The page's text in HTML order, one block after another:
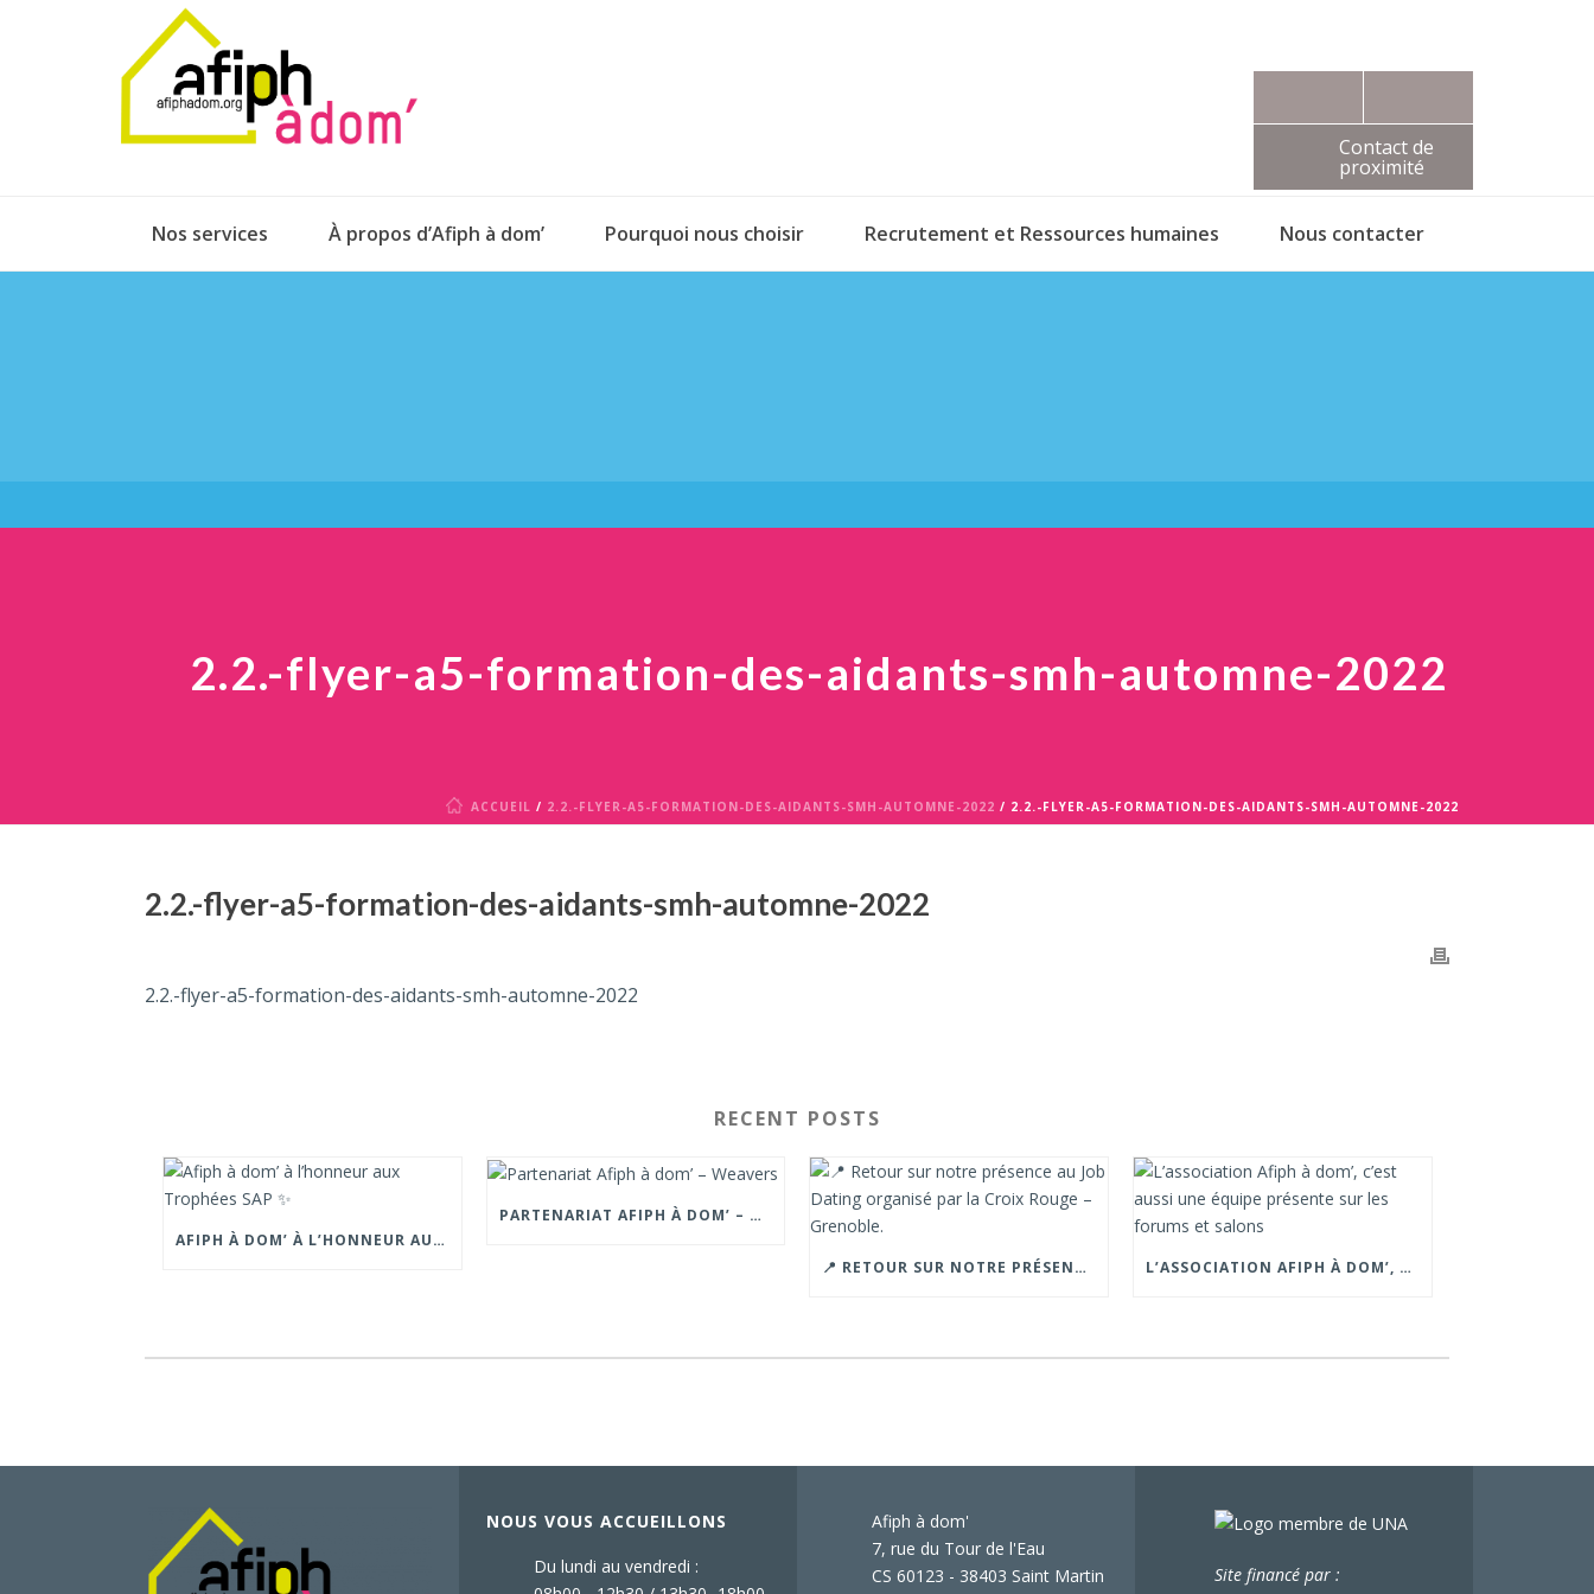
Contact de
proximité
Nos services À propos d’Afiph à dom’ Pourquoi nous choisir Recrutement et Ressources humaines Nous contacter
2.2.-flyer-a5-formation-des-aidants-smh-automne-2022
ACCUEIL / 2.2.-FLYER-A5-FORMATION-DES-AIDANTS-SMH-AUTOMNE-2022 / 2.2.-FLYER-A5-FORMATION-DES-AIDANTS-SMH-AUTOMNE-2022
2.2.-flyer-a5-formation-des-aidants-smh-automne-2022
2.2.-flyer-a5-formation-des-aidants-smh-automne-2022
RECENT POSTS
AFIPH À DOM’ À L’HONNEUR AUX TROPHÉES SAP ✨
PARTENARIAT AFIPH À DOM’ – WEAVERS
📍 RETOUR SUR NOTRE PRÉSENCE AU JOB DATING ORGANISÉ PAR LA CROIX ROUGE – GRENOBLE. L’ASSOCIATION AFIPH À DOM’, C’EST AUSSI UNE ÉQUIPE PRÉSENTE SUR LES FORUMS ET SALONS
NOUS VOUS ACCUEILLONS
Du lundi au vendredi :
Afiph à dom'
7, rue du Tour de l'Eau
CS 60123 - 38403 Saint Martin
Site financé par :